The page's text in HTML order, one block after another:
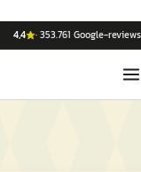
4,4 ·353.761 Google-reviews